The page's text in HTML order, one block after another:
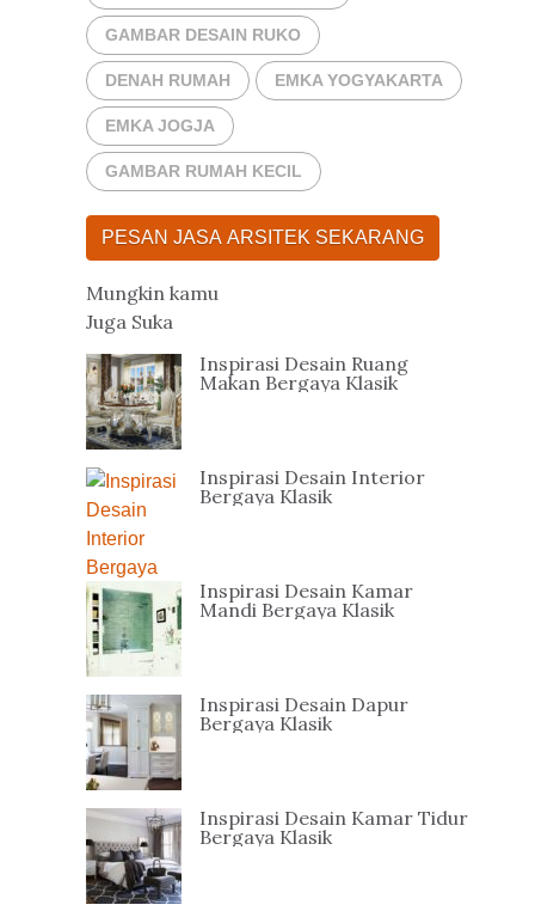
GAMBAR DESAIN RUKO
DENAH RUMAH EMKA YOGYAKARTA
EMKA JOGJA
GAMBAR RUMAH KECIL
PESAN JASA ARSITEK SEKARANG
Mungkin kamu
Juga Suka
Inspirasi Desain Ruang
Makan Bergaya Klasik
Inspirasi Desain Interior
Bergaya Klasik
Inspirasi Desain Kamar
Mandi Bergaya Klasik
Inspirasi Desain Dapur
Bergaya Klasik
Inspirasi Desain Kamar Tidur
Bergaya Klasik